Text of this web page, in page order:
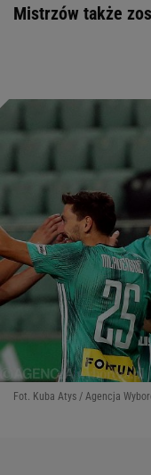
Mistrzów także
Fot. Kuba Atys / Agencja